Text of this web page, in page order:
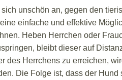
sich unschön an, gegen den
einfache und effektive
Heben Herrchen oder
bleibt dieser auf
des Herrchens zu erreichen,
Die Folge ist, dass der Hund